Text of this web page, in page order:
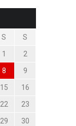
S S
1 2
8 9
15 16
22 23
29 30